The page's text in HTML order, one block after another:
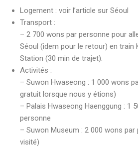
Logement : voir l’article sur Séoul
Transport :
– 2 700 wons par personne pour
Séoul (idem pour le retour) en train
Station (30 min de trajet).
Activités :
– Suwon Hwaseong : 1 000 wons
gratuit lorsque nous y étions)
– Palais Hwaseong Haenggung : 1
personne
– Suwon Museum : 2 000 wons par
visité)